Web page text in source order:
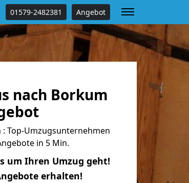
01579-2482381 Angebot
nach Borkum
Top-Umzugsunternehmen
in 5 Min.
um Ihren Umzug geht!
erhalten!